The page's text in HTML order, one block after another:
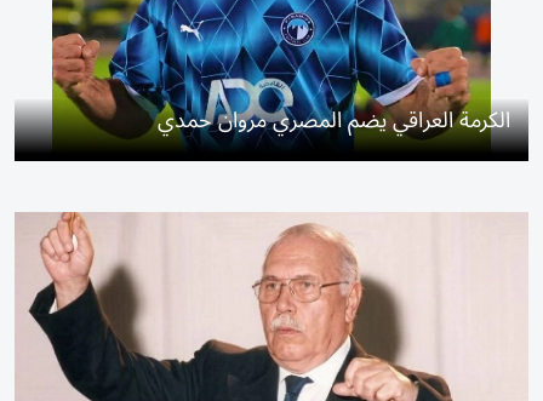
الكرمة العراقي يضم المصري مروان حمدي